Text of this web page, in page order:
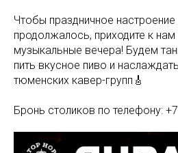
Чтобы праздничное
продолжалось, приходите к нам
музыкальные вечера! Будем
пить вкусное пиво и
тюменских кавер-групп🎸
Бронь столиков по телефону: